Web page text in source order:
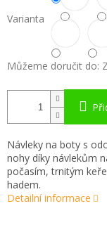
Varianta
Můžeme doručit do:
Návleky na boty s
nohy díky návlekům
počasím, trnitým
hadem.
Detailní informace